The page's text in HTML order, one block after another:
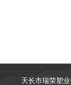
天长市瑞荣塑